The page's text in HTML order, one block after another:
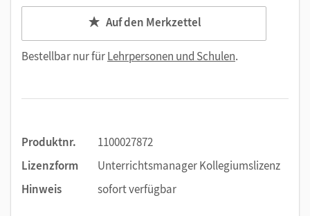
Auf den Merkzettel
Bestellbar nur fürLehrpersonen und Schulen.
Produktnr.
1100027872
Lizenzform
Unterrichtsmanager Kollegiumslizenz
Hinweis
sofort verfügbar